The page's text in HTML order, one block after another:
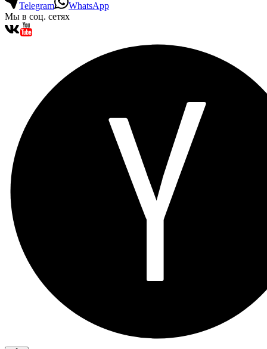
Telegram
WhatsApp
Мы в соц. сетях